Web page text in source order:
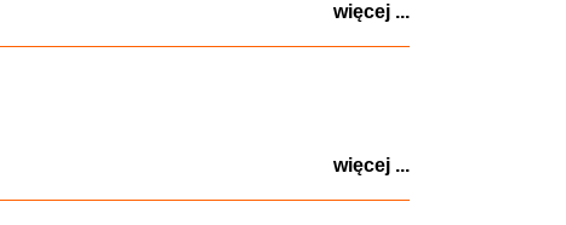
więcej ...
więcej ...